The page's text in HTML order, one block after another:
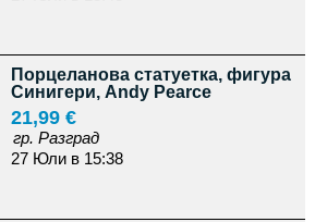
Порцеланова статуетка, фигура
Синигери, Andy Pearce
21,99 €
гр. Разград
27 Юли в 15:38